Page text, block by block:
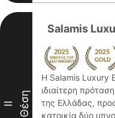
II Θέση
Salamis
Η Salamis Luxury
ιδιαίτερη
της Ελλάδας,
κατοικία δύο